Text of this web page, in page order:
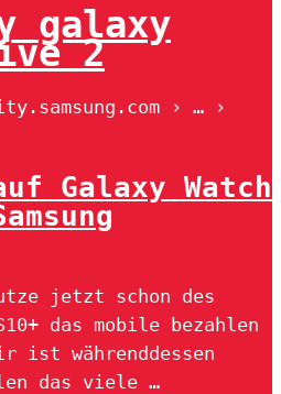
galaxy
2
› … ›
Galaxy Watch
jetzt schon des
das mobile bezahlen
ist währenddessen
das viele …